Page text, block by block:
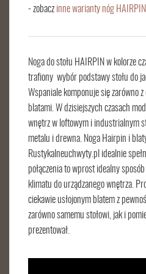
- zobacz inne warianty nóg HAIRPIN
Noga do stołu HAIRPIN w kolorze
trafiony wybór podstawy stołu do
Wspaniale komponuje się zarówno
blatami. W dzisiejszych czasach
wnętrz w loftowym i industrialnym
metalu i drewna. Noga Hairpin i
Rustykalneuchwyty.pl idealnie
połączenia to wprost idealny
klimatu do urządzanego wnętrza.
ciekawie usłojonym blatem z
zarówno samemu stołowi, jak i
prezentował.